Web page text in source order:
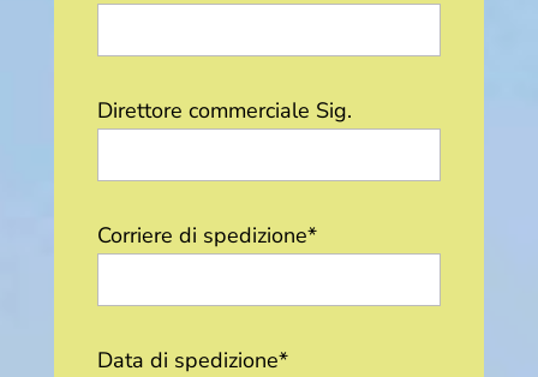
Direttore commerciale Sig.
Corriere di spedizione*
Data di spedizione*